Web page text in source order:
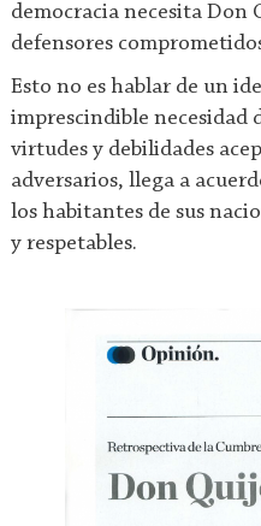
democracia necesita Don
defensores
Esto no es hablar de un
imprescindible necesidad
virtudes y debilidades
adversarios, llega a
los habitantes de sus
y respetables.